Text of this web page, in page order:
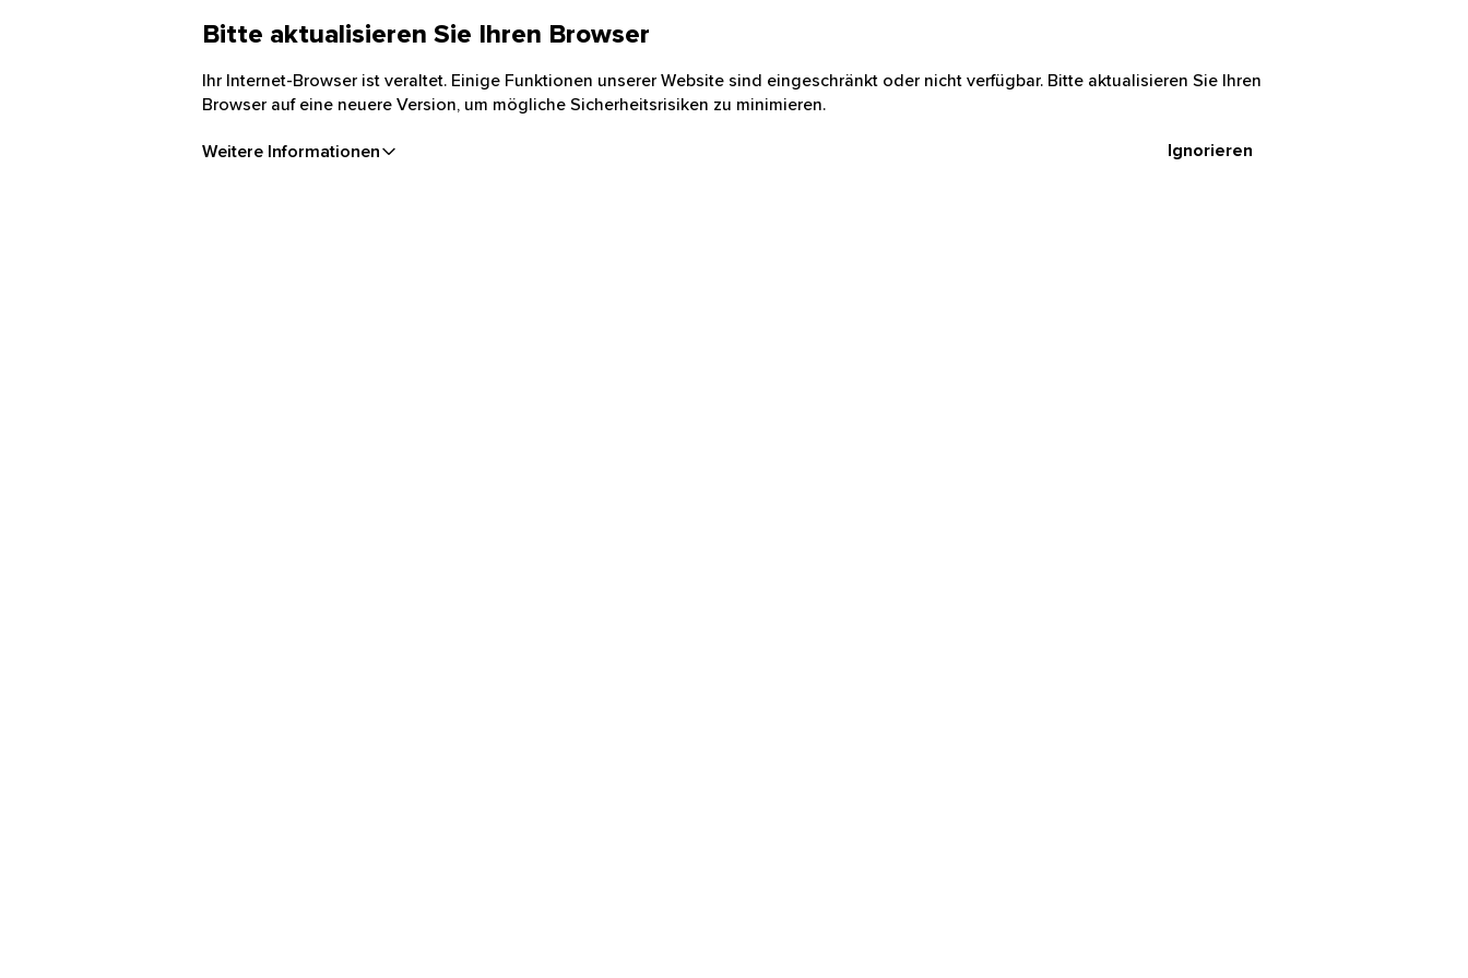
Bitte aktualisieren Sie Ihren Browser
Ihr Internet-Browser ist veraltet. Einige Funktionen unserer Website sind eingeschränkt oder nicht verfügbar. Bitte aktualisieren Sie Ihren
Browser auf eine neuere Version, um mögliche Sicherheitsrisiken zu minimieren.
Weitere Informationen Ignorieren